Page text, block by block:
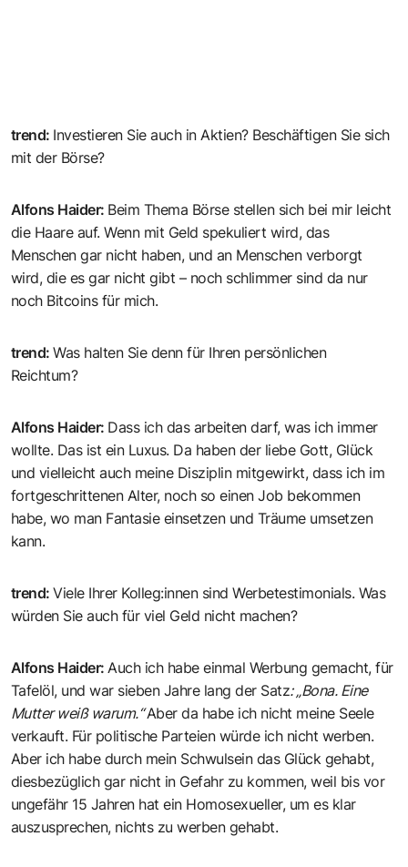
trend: Investieren Sie auch in Aktien? Beschäftigen Sie sich
mit der Börse?
Alfons Haider: Beim Thema Börse stellen sich bei mir leicht
die Haare auf. Wenn mit Geld spekuliert wird, das
Menschen gar nicht haben, und an Menschen verborgt
wird, die es gar nicht gibt – noch schlimmer sind da nur
noch Bitcoins für mich.
trend:Was halten Sie denn für Ihren persönlichen
Reichtum?
Alfons Haider: Dass ich das arbeiten darf, was ich immer
wollte. Das ist ein Luxus. Da haben der liebe Gott, Glück
und vielleicht auch meine Disziplin mitgewirkt, dass ich im
fortgeschrittenen Alter, noch so einen Job bekommen
habe, wo man Fantasie einsetzen und Träume umsetzen
kann.
trend:Viele Ihrer Kolleg:innen sind Werbetestimonials. Was
würden Sie auch für viel Geld nicht machen?
Alfons Haider: Auch ich habe einmal Werbung gemacht, für
Tafelöl, und war sieben Jahre lang der Satz: „Bona. Eine
Mutter weiß warum.“Aber da habe ich nicht meine Seele
verkauft. Für politische Parteien würde ich nicht werben.
Aber ich habe durch mein Schwulsein das Glück gehabt,
diesbezüglich gar nicht in Gefahr zu kommen, weil bis vor
ungefähr 15 Jahren hat ein Homosexueller, um es klar
auszusprechen, nichts zu werben gehabt.